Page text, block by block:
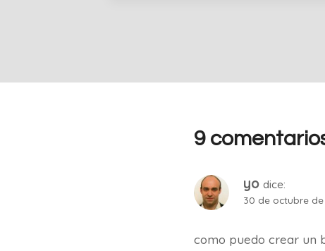
9
yo dice:
30 de octubre de
como puedo crear un